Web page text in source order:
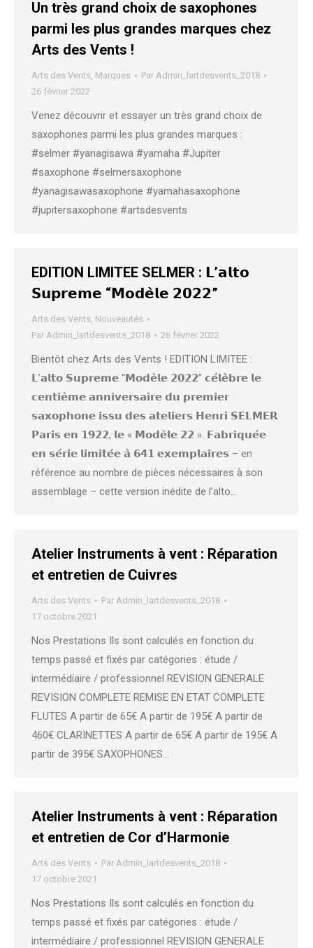
Un très grand choix de saxophones
parmi les plus grandes marques chez
Arts des Vents !
Arts des Vents, Marques Par Admin_lartdesvents_2018
26 février 2022
Venez découvrir et essayer un très grand choix de
saxophones parmi les plus grandes marques :
#selmer #yanagisawa #yamaha #Jupiter
#saxophone #selmersaxophone
#yanagisawasaxophone #yamahasaxophone
#jupitersaxophone #artsdesvents
EDITION LIMITEE SELMER : 𝗟’𝗮𝗹𝘁𝗼
𝗦𝘂𝗽𝗿𝗲𝗺𝗲 “𝗠𝗼𝗱𝗲̀𝗹𝗲 𝟮𝟬𝟮𝟮”
Arts des Vents, Nouveautés
Par Admin_lartdesvents_2018 26 février 2022
Bientôt chez Arts des Vents ! EDITION LIMITEE :
𝗟’𝗮𝗹𝘁𝗼 𝗦𝘂𝗽𝗿𝗲𝗺𝗲 “𝗠𝗼𝗱𝗲̀𝗹𝗲 𝟮𝟬𝟮𝟮” 𝗰𝗲́𝗹𝗲̀𝗯𝗿𝗲 𝗹𝗲
𝗰𝗲𝗻𝘁𝗶𝗲̀𝗺𝗲 𝗮𝗻𝗻𝗶𝘃𝗲𝗿𝘀𝗮𝗶𝗿𝗲 𝗱𝘂 𝗽𝗿𝗲𝗺𝗶𝗲𝗿
𝘀𝗮𝘅𝗼𝗽𝗵𝗼𝗻𝗲 𝗶𝘀𝘀𝘂 𝗱𝗲𝘀 𝗮𝘁𝗲𝗹𝗶𝗲𝗿𝘀 𝗛𝗲𝗻𝗿𝗶 𝗦𝗘𝗟𝗠𝗘𝗥
𝗣𝗮𝗿𝗶𝘀 𝗲𝗻 𝟭𝟵𝟮𝟮, 𝗹𝗲 « 𝗠𝗼𝗱𝗲̀𝗹𝗲 𝟮𝟮 ». 𝗙𝗮𝗯𝗿𝗶𝗾𝘂𝗲́𝗲
𝗲𝗻 𝘀𝗲́𝗿𝗶𝗲 𝗹𝗶𝗺𝗶𝘁𝗲́𝗲 𝗮̀ 𝟲𝟰𝟭 𝗲𝘅𝗲𝗺𝗽𝗹𝗮𝗶𝗿𝗲𝘀 – en
référence au nombre de pièces nécessaires à son
assemblage – cette version inédite de l’alto…
Atelier Instruments à vent : Réparation
et entretien de Cuivres
Arts des Vents Par Admin_lartdesvents_2018
17 octobre 2021
Nos Prestations Ils sont calculés en fonction du
temps passé et fixés par catégories : étude /
intermédiaire / professionnel REVISION GENERALE
REVISION COMPLETE REMISE EN ETAT COMPLETE
FLUTES A partir de 65€ A partir de 195€ A partir de
460€ CLARINETTES A partir de 65€ A partir de 195€ A
partir de 395€ SAXOPHONES…
Atelier Instruments à vent : Réparation
et entretien de Cor d’Harmonie
Arts des Vents Par Admin_lartdesvents_2018
17 octobre 2021
Nos Prestations Ils sont calculés en fonction du
temps passé et fixés par catégories : étude /
intermédiaire / professionnel REVISION GENERALE